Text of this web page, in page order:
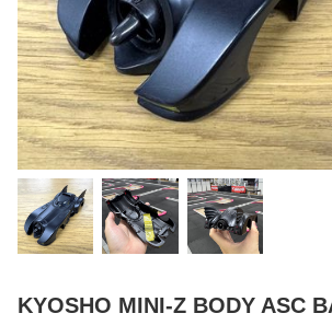
KYOSHO MINI-Z BODY ASC